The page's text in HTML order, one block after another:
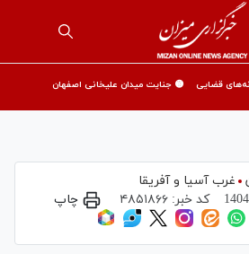
قضایی 🟡 جنایت میدان علیخانی اصفهان
غرب آسیا و آفریقا
کد خبر:۴۸۵۱۸۶۶ چاپ